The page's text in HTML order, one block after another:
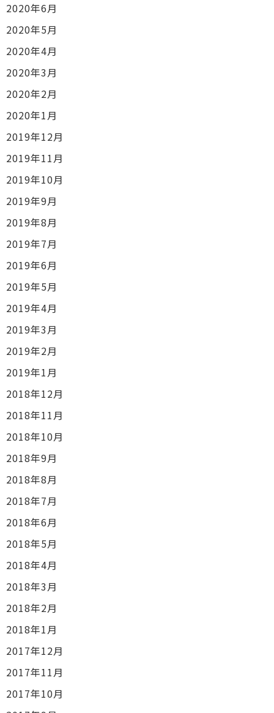
2020年6月
2020年5月
2020年4月
2020年3月
2020年2月
2020年1月
2019年12月
2019年11月
2019年10月
2019年9月
2019年8月
2019年7月
2019年6月
2019年5月
2019年4月
2019年3月
2019年2月
2019年1月
2018年12月
2018年11月
2018年10月
2018年9月
2018年8月
2018年7月
2018年6月
2018年5月
2018年4月
2018年3月
2018年2月
2018年1月
2017年12月
2017年11月
2017年10月